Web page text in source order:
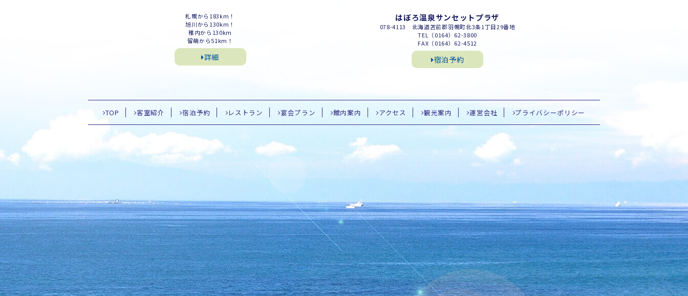
札幌から183km！
旭川から130km！
稚内から130km
留萌から51km！
詳細
はぼろ温泉サンセットプラザ
078-4113 北海道苫前郡羽幌町北3条1丁目29番地
TEL（0164）62-3800
FAX（0164）62-4512
宿泊予約
TOP 客室紹介 宿泊予約 レストラン 宴会プラン 館内案内 アクセス 観光案内 運営会社 プライバシーポリシー